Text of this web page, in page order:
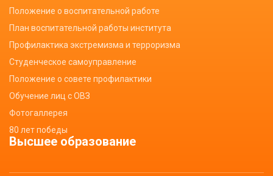
Положение о воспитательной работе
План воспитательной работы института
Профилактика экстремизма и терроризма
Студенческое самоуправление
Положение о совете профилактики
Обучение лиц с ОВЗ
Фотогаллерея
80 лет победы
Высшее образование